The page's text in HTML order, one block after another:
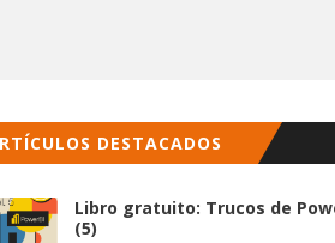
DESTACADOS
Libro gratuito: Trucos de
(5)